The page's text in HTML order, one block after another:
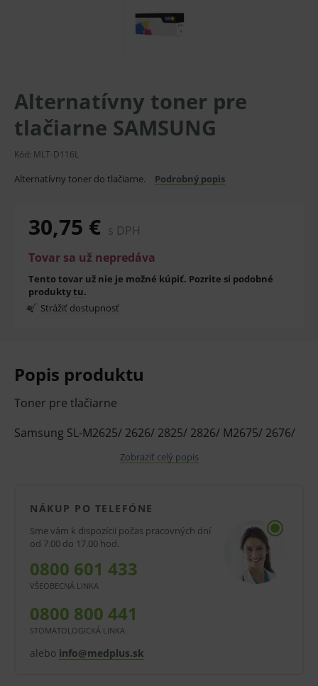
Alternatívny toner pre
tlačiarne SAMSUNG
Kód: MLT-D116L
Alternatívny toner do tlačiarne. Podrobný popis
30,75 € s DPH
Tovar sa už nepredáva
Tento tovar už nie je možné kúpiť. Pozrite si podobné
produktytu.
Strážiť dostupnosť
Popis produktu
Toner pre tlačiarne
Samsung SL-M2625/ 2626/ 2825/ 2826/ M2675/ 2676/
2875/ 2876, 3000 str.
M2620/M2820/M2670/2870.
V prípade porušenia zapečateného obalu tohto
tovaru nie je z dôvodu ochrany zdravia alebo
hygienických dôvodov možné odstúpiť od kúpnej
Zobraziť celý popis
NÁKUP PO TELEFÓNE
Sme vám k dispozícii počas pracovných dní
od 7.00 do 17.00 hod.
0800 601 433
VŠEOBECNÁ LINKA
0800 800 441
STOMATOLOGICKÁ LINKA
alebo info@medplus.sk